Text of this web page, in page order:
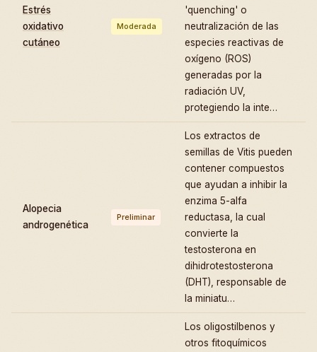
Estrés
oxidativo
cutáneo
Moderada
'quenching' o
neutralización de las
especies reactivas de
oxígeno (ROS)
generadas por la
radiación UV,
protegiendo la inte…
Alopecia
androgenética
Preliminar
Los extractos de
semillas de Vitis pueden
contener compuestos
que ayudan a inhibir la
enzima 5-alfa
reductasa, la cual
convierte la
testosterona en
dihidrotestosterona
(DHT), responsable de
la miniatu…
Los oligostilbenos y
otros fitoquímicos